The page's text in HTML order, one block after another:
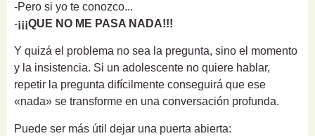
-Pero si yo te conozco...
-¡¡¡QUE NO ME PASA NADA!!!
Y quizá el problema no sea la pregunta, sino el momento
y la insistencia. Si un adolescente no quiere hablar,
repetir la pregunta difícilmente conseguirá que ese
«nada» se transforme en una conversación profunda.
Puede ser más útil dejar una puerta abierta: